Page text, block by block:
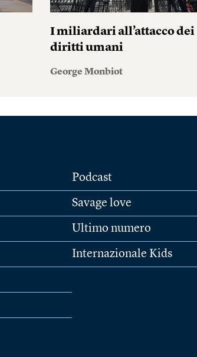
I miliardari all’attacco dei
diritti umani
George Monbiot
Podcast
Savage love
Ultimo numero
Internazionale Kids